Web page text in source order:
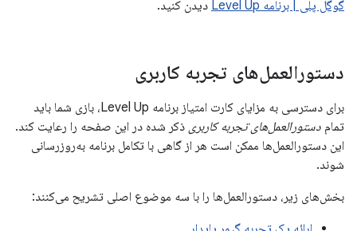
گوگل پلی | برنامه Level Up دیدن کنید.
دستورالعمل‌های تجربه کاربری
برای دسترسی به مزایای کارت امتیاز برنامه Level Up، بازی شما باید
تمام دستورالعمل‌های تجربه کاربری ذکر شده در این صفحه را رعایت کند.
این دستورالعمل‌ها ممکن است هر از گاهی با تکامل برنامه به‌روزرسانی
شوند.
بخش‌های زیر، دستورالعمل‌ها را با سه موضوع اصلی تشریح می‌کنند: